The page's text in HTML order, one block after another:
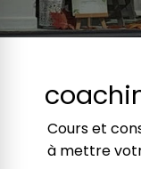
Cours et
à mettre